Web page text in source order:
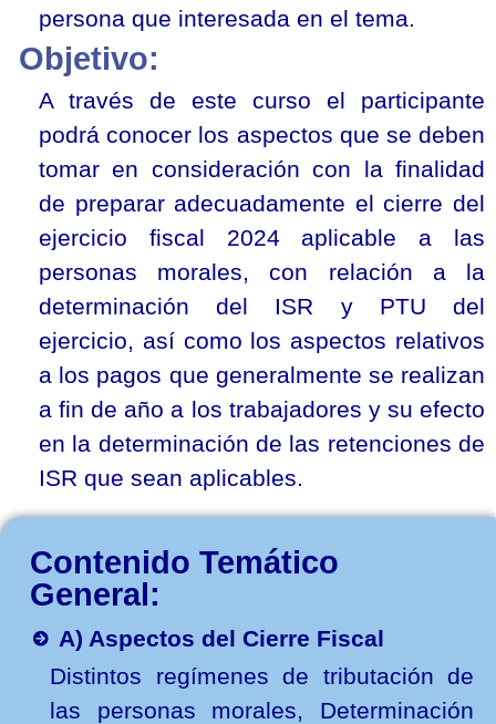
persona que interesada en el tema.
Objetivo:
A través de este curso el participante
podrá conocer los aspectos que se deben
tomar en consideración con la finalidad
de preparar adecuadamente el cierre del
ejercicio fiscal 2024 aplicable a las
personas morales, con relación a la
determinación del ISR y PTU del
ejercicio, así como los aspectos relativos
a los pagos que generalmente se realizan
a fin de año a los trabajadores y su efecto
en la determinación de las retenciones de
ISR que sean aplicables.
Contenido Temático
General:
A) Aspectos del Cierre Fiscal
Distintos regímenes de tributación de
las personas morales, Determinación